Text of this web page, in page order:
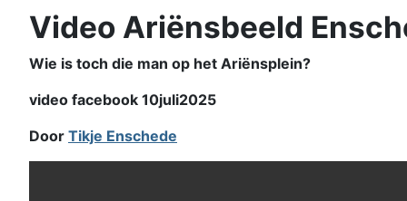
Video Ariënsbeeld
Wie is toch die man op het Ariënsplein?
video facebook 10juli2025
Door Tikje Enschede